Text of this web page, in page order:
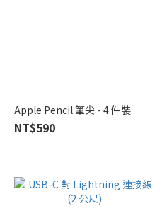
Apple Pencil 筆尖 - 4 件裝
NT$590